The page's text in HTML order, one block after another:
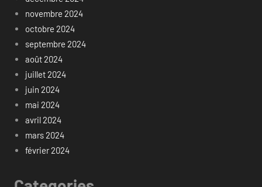
novembre 2024
octobre 2024
septembre 2024
août 2024
juillet 2024
juin 2024
mai 2024
avril 2024
mars 2024
février 2024